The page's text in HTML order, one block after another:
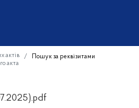
актів
Пошук за реквізитами
акта